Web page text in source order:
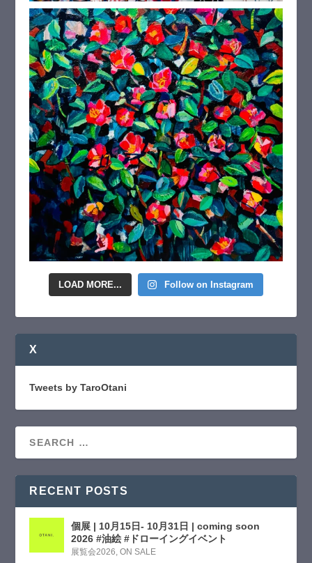
LOAD MORE... Follow on Instagram
X
Tweets by TaroOtani
RECENT POSTS
個展 | 10月15日- 10月31日 | coming soon
2026 #油絵 #ドローイングイベント
展覧会2026 ,ON SALE